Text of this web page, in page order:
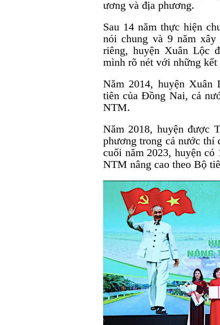
ương và địa phương.
Sau 14 năm thực hiện
nói chung và 9 năm
riêng, huyện Xuân Lộc
mình rõ nét với những kết
Năm 2014, huyện Xuân
tiên của Đồng Nai, cả
NTM.
Năm 2018, huyện được
phương trong cả nước
cuối năm 2023, huyện
NTM nâng cao theo Bộ